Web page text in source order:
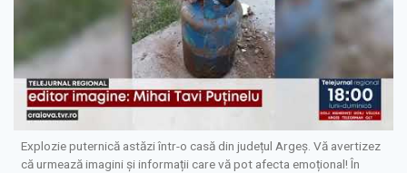
Explozie puternică astăzi într-o casă din județul Argeș. Vă avertizez
că urmează imagini și informații care vă pot afecta emoțional! În